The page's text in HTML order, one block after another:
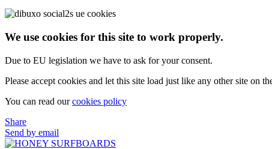
We use cookies for this site to work properly.
Due to EU legislation we have to ask for your consent.
Please accept cookies and let this site load just like any other site on
You can read ourcookies policy
Share
Send by email